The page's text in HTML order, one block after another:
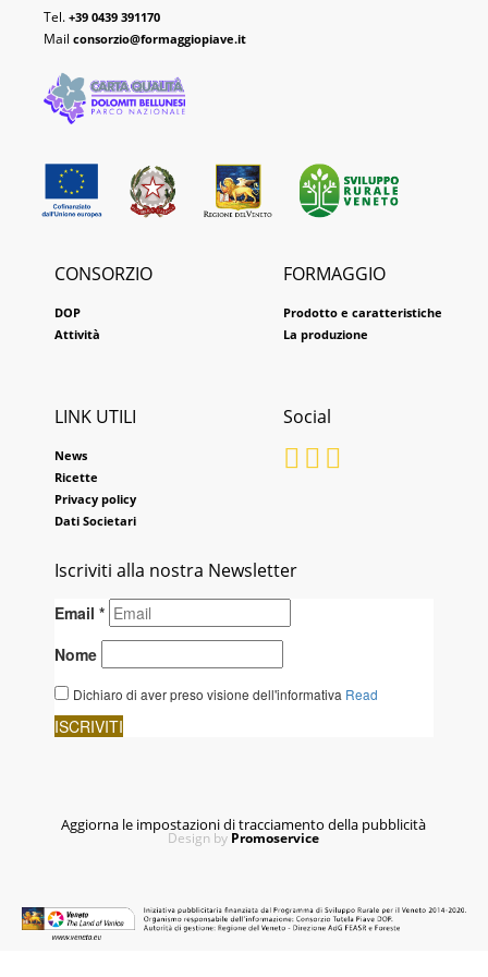
Tel. +39 0439 391170
Mail consorzio@formaggiopiave.it
CONSORZIO
DOP
Attività
FORMAGGIO
Prodotto e caratteristiche
La produzione
Social
LINK UTILI
News
Ricette
Privacy policy
Dati Societari
Iscriviti alla nostra Newsletter
Aggiorna le impostazioni di tracciamento della pubblicità
Design by Promoservice